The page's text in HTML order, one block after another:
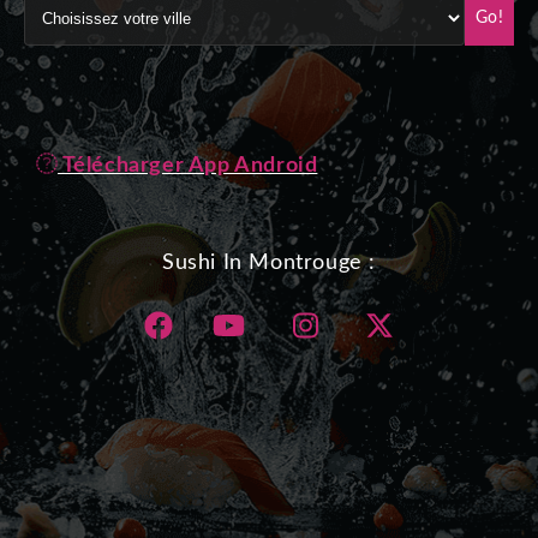
Go!
Télécharger App Android
Sushi In Montrouge :